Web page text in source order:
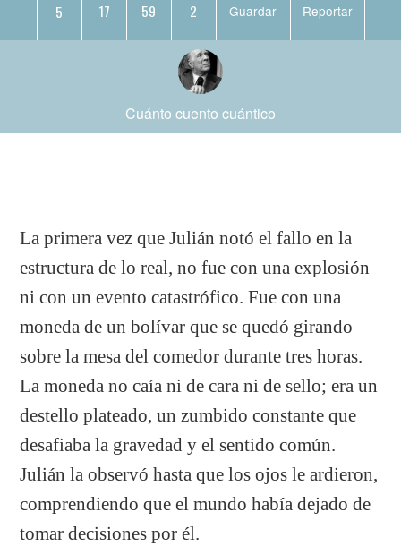
5 17 59 2 Guardar Reportar
Cuánto cuento cuántico
La primera vez que Julián notó el fallo en la
estructura de lo real, no fue con una explosión
ni con un evento catastrófico. Fue con una
moneda de un bolívar que se quedó girando
sobre la mesa del comedor durante tres horas.
La moneda no caía ni de cara ni de sello; era un
destello plateado, un zumbido constante que
desafiaba la gravedad y el sentido común.
Julián la observó hasta que los ojos le ardieron,
comprendiendo que el mundo había dejado de
tomar decisiones por él.